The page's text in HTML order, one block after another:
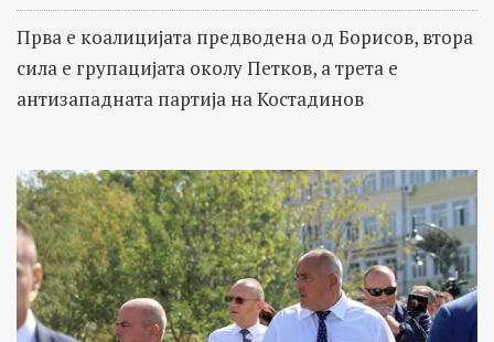
Прва е коалицијата предводена од Борисов, втора
сила е групацијата околу Петков, а трета е
антизападната партија на Костадинов